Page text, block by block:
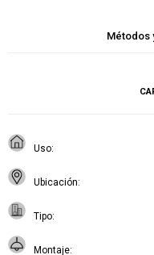
Métodos
Uso
Ubicación
Tipo
Montaje